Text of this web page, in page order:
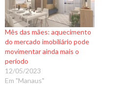
Mês das mães: aquecimento
do mercado imobiliário pode
movimentar ainda mais o
período
12/05/2023
Em "Manaus"